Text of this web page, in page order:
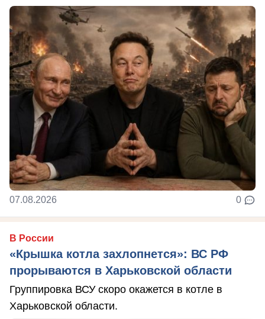
07.08.2026 0
В России
«Крышка котла захлопнется»: ВС РФ
прорываются в Харьковской области
Группировка ВСУ скоро окажется в котле в
Харьковской области.